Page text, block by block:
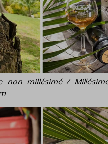
non millésimé /